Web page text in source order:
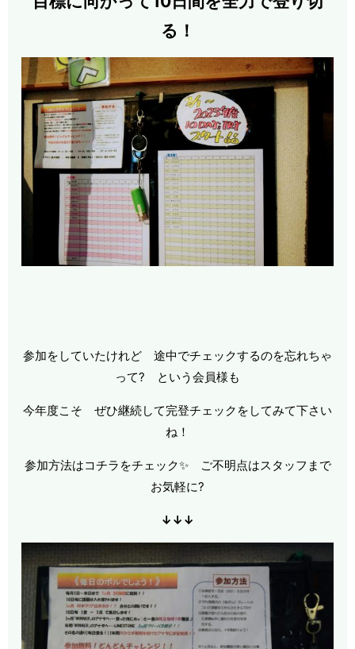
る！
参加をしていたけれど 途中でチェックするのを忘れちゃ
って? という会員様も
今年度こそ ぜひ継続して完登チェックをしてみて下さい
ね！
参加方法はコチラをチェック✨ ご不明点はスタッフまで
お気軽に?
↓↓↓